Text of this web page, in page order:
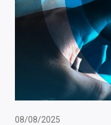
08/08/2025